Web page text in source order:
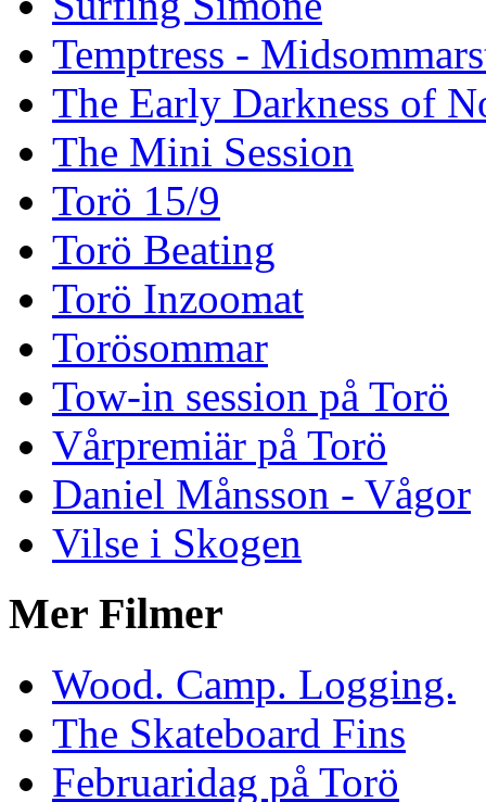
Temptress -
The Early Darkness of
The Mini Session
Torö 15/9
Torö Beating
Torö Inzoomat
Torösommar
Tow-in session på Torö
Vårpremiär på Torö
Daniel Månsson - Vågor
Vilse i Skogen
Mer Filmer
Wood. Camp. Logging.
The Skateboard Fins
Februaridag på Torö